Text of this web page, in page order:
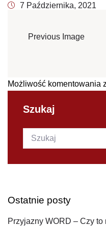
7 Października, 2021
Previous Image
Możliwość komentowania
Szukaj
Szukana fraza:
Ostatnie posty
Przyjazny WORD – Czy to